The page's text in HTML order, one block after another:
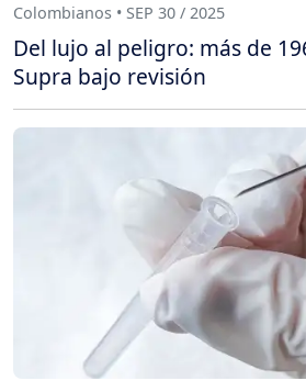
Colombianos • SEP 30 / 2025
Del lujo al peligro: más de
Supra bajo revisión